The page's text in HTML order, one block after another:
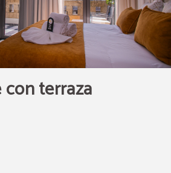
Aire acondicionado o
calefacción según
temporada
con terraza